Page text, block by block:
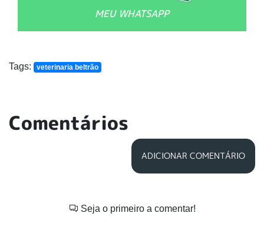
MEU WHATSAPP
Tags: veterinaria beltrão
Comentários
ADICIONAR COMENTÁRIO
Seja o primeiro a comentar!